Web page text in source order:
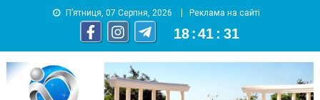
П’ятниця, 07 Серпня, 2026 Реклама на сайті
18 :41 : 31
YUZHNY.INFO
информационный портал города Южный